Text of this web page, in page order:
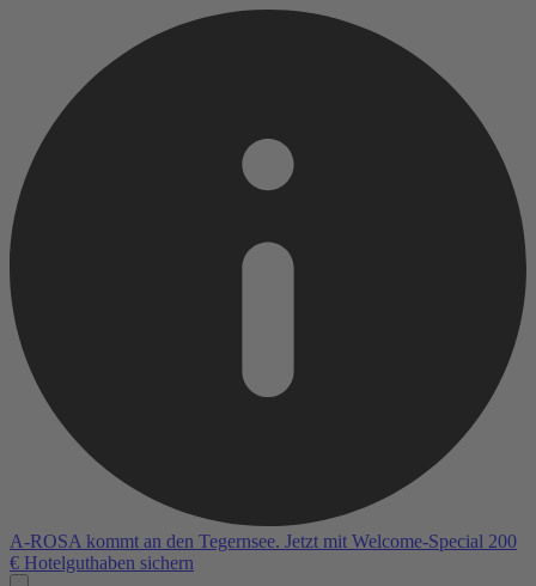
A-ROSA kommt an den Tegernsee. Jetzt mit Welcome-Special 200
€ Hotelguthaben sichern